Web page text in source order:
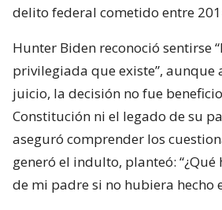
delito federal cometido entre
Hunter Biden reconoció sentirse
privilegiada que existe”, aunque
juicio, la decisión no fue
Constitución ni el legado de su
aseguró comprender los
generó el indulto, planteó:
de mi padre si no hubiera hecho